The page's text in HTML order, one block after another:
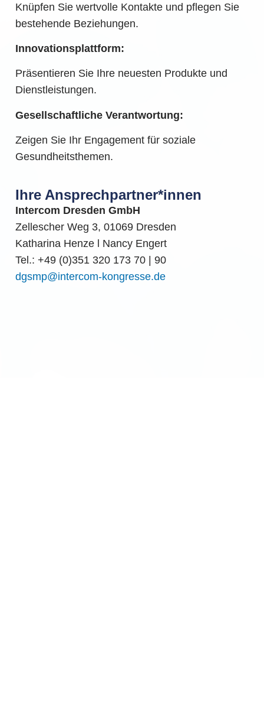
Knüpfen Sie wertvolle Kontakte und pflegen Sie
bestehende Beziehungen.
Innovationsplattform:
Präsentieren Sie Ihre neuesten Produkte und
Dienstleistungen.
Gesellschaftliche Verantwortung:
Zeigen Sie Ihr Engagement für soziale
Gesundheitsthemen.
Ihre Ansprechpartner*innen
Intercom Dresden GmbH
Zellescher Weg 3, 01069 Dresden
Katharina Henze l Nancy Engert
Tel.: +49 (0)351 320 173 70 | 90
dgsmp@intercom-kongresse.de